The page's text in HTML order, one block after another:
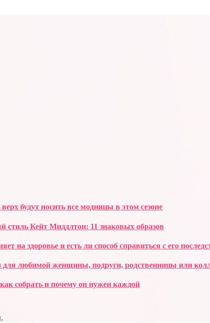
будут носить все модницы в этом сезоне
Кейт Миддлтон: 11 знаковых образов
на здоровье и есть ли способ справиться с его
любимой женщины, подруги, родственницы или
собрать и почему он нужен каждой